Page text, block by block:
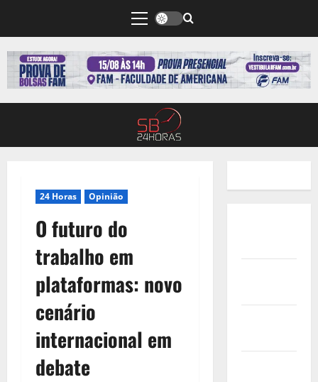
24 Horas Opinião
O futuro do
trabalho em
plataformas: novo
cenário
internacional em
debate